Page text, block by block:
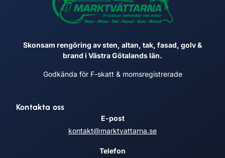
Skonsam rengöring av sten, altan, tak, fasad, golv &
brand i Västra Götalands län.
Godkända för F-skatt & momsregistrerade
Kontakta oss
E-post
kontakt@marktvattarna.se
Telefon